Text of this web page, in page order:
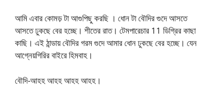
আমি এবার কোমড় টা আগুপিছু করছি । ধোন টা বৌদির গুদে আসতে
আসতে ঢুকছে বের হচ্ছে। শীতের রাত। টেমপারেচার 11 ডিগ্রির কাছা
কাছি। এই ঠান্ডায় বৌদির গরম গুদে আমার ধোন ঢুকছে বের হচ্ছে। যেন
আগ্নেয়গিরির বাইরে হিমবাহ।
বৌদি-আহহ আহহ আহহ আহহ।